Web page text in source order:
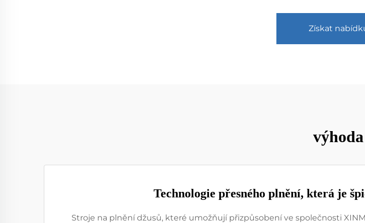
Získat
výhoda
Technologie přesného plnění, která je
Stroje na plnění džusů, které umožňují přizpůsobení ve společnosti